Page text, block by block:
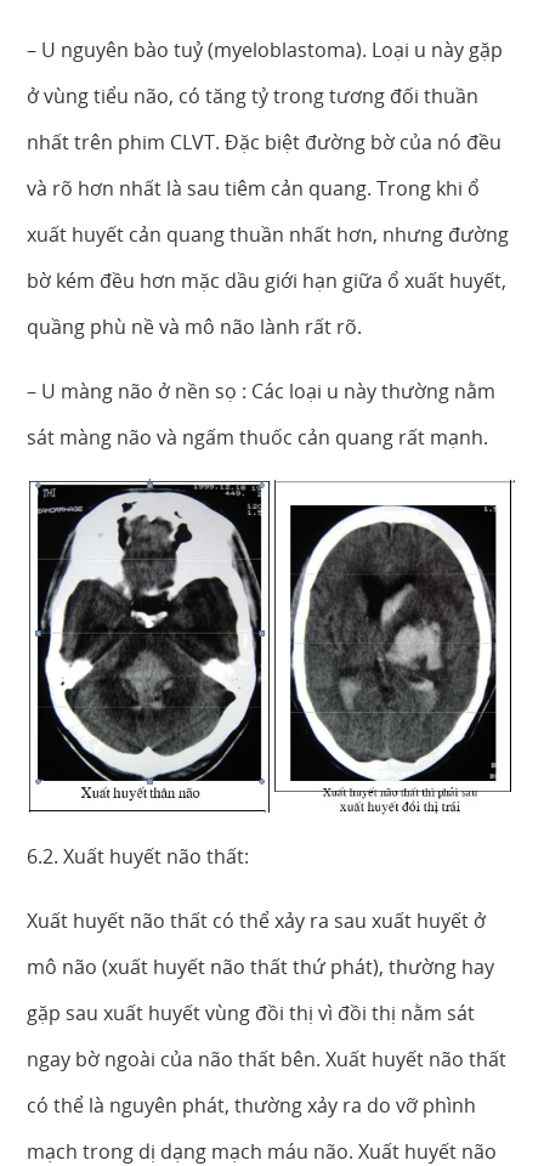
– U nguyên bào tuỷ (myeloblastoma). Loại u này gặp
ở vùng tiểu não, có tăng tỷ trong tương đối thuần
nhất trên phim CLVT. Đặc biệt đường bờ của nó đều
và rõ hơn nhất là sau tiêm cản quang. Trong khi ổ
xuất huyết cản quang thuần nhất hơn, nhưng đường
bờ kém đều hơn mặc dầu giới hạn giữa ổ xuất huyết,
quầng phù nề và mô não lành rất rõ.
– U màng não ở nền sọ : Các loại u này thường nằm
sát màng não và ngấm thuốc cản quang rất mạnh.
6.2. Xuất huyết não thất:
Xuất huyết não thất có thể xảy ra sau xuất huyết ở
mô não (xuất huyết não thất thứ phát), thường hay
gặp sau xuất huyết vùng đồi thị vì đồi thị nằm sát
ngay bờ ngoài của não thất bên. Xuất huyết não thất
có thể là nguyên phát, thường xảy ra do vỡ phình
mạch trong dị dạng mạch máu não. Xuất huyết não